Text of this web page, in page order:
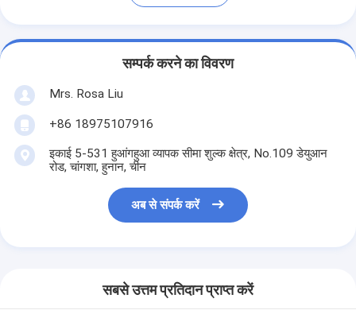
सम्पर्क करने का विवरण
Mrs. Rosa Liu
+86 18975107916
इकाई 5-531 हुआंगहुआ व्यापक सीमा शुल्क क्षेत्र, No.109 डेयुआन
रोड, चांगशा, हुनान, चीन
अब से संपर्क करें
सबसे उत्तम प्रतिदान प्राप्त करें